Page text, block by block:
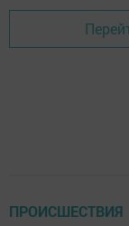
ПРОИСШЕСТВИЯ